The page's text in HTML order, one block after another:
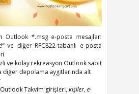
Outlook *.msge-posta mesajları
” ve diğer RFC822-tabanlı e-posta
ve kolay rekreasyon Outlook sabit
diğer depolama aygıtlarında alt
OutlookTakvim girişleri,kişiler,e-